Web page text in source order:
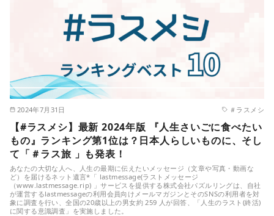
2024年7月31日 ＃ラスメシ
【#ラスメシ】最新 2024年版 『人生さいごに食べたい
もの』ランキング第1位は？日本人らしいものに、そし
て「＃ラス旅 」も発表！
あなたの大切な人へ、人生の最期に伝えたいメッセージ（文章や写真・動画な
ど）を届けるネット遺言*「 lastmessage(ラストメッセージ
（www.lastmessage.rip) 」サービスを提供する株式会社パズルリングは、自社
が運営するlastmessageの利用会員向けメールマガジンとそのSNSの利用者を対
象に調査を行い、全国の20歳以上の男女約 259 人が回答、「人生のラスト(終活)
に関する意識調査」を実施しました。